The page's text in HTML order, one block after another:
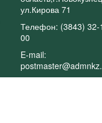
ул.Кирова 71
Телефон: (3843) 32-
00
E-mail: